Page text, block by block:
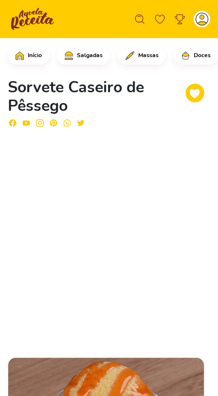
Início Salgadas Massas Doces
Sorvete Caseiro de
Pêssego
Em uma frigideira em fogo médio